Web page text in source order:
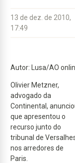
13 de dez. de 2010,
17:49
Autor: Lusa/AO
Olivier Metzner,
advogado da
Continental,
que apresentou o
recurso junto do
tribunal de
nos arredores de
Paris.